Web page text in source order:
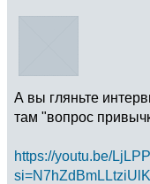
А вы гляньте
там "вопрос
https://youtu.be/